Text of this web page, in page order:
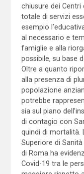
chiusure dei Centri
totale di servizi
esempio
al necessario e
famiglie e alla
possibile, su base
Oltre a quanto
alla presenza di
popolazione
potrebbe
sia sul piano
di contagio con
quindi di mortalità.
Superiore di
di Roma ha
Covid-19 tra le